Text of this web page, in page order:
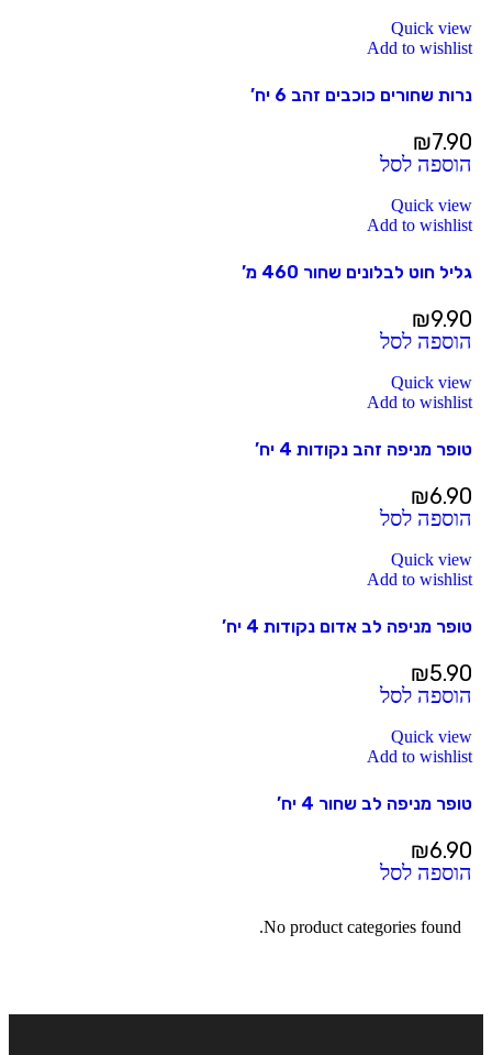
Quick view
Add to wishlist
נרות שחורים כוכבים זהב 6 יח’
₪7.90
הוספה לסל
Quick view
Add to wishlist
גליל חוט לבלונים שחור 460 מ’
₪9.90
הוספה לסל
Quick view
Add to wishlist
טופר מניפה זהב נקודות 4 יח’
₪6.90
הוספה לסל
Quick view
Add to wishlist
טופר מניפה לב אדום נקודות 4 יח’
₪5.90
הוספה לסל
Quick view
Add to wishlist
טופר מניפה לב שחור 4 יח’
₪6.90
הוספה לסל
No product categories found.